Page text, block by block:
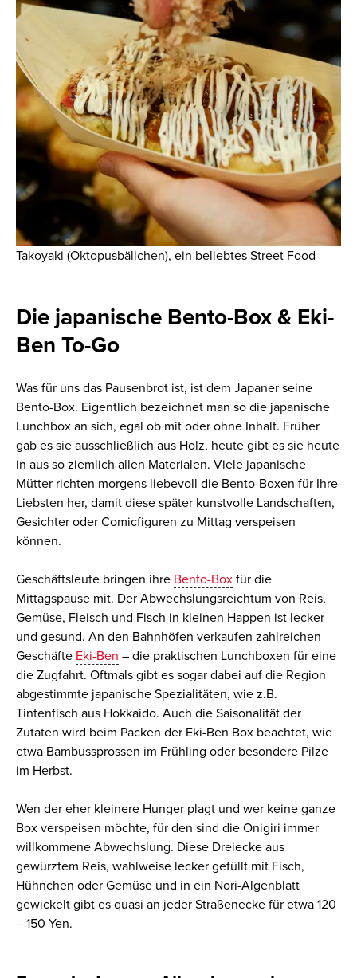
Takoyaki (Oktopusbällchen), ein beliebtes Street Food
Die japanische Bento-Box & Eki-
Ben To-Go
Was für uns das Pausenbrot ist, ist dem Japaner seine
Bento-Box. Eigentlich bezeichnet man so die japanische
Lunchbox an sich, egal ob mit oder ohne Inhalt. Früher
gab es sie ausschließlich aus Holz, heute gibt es sie heute
in aus so ziemlich allen Materialen. Viele japanische
Mütter richten morgens liebevoll die Bento-Boxen für Ihre
Liebsten her, damit diese später kunstvolle Landschaften,
Gesichter oder Comicfiguren zu Mittag verspeisen
können.
Geschäftsleute bringen ihre Bento-Boxfür die
Mittagspause mit. Der Abwechslungsreichtum von Reis,
Gemüse, Fleisch und Fisch in kleinen Happen ist lecker
und gesund. An den Bahnhöfen verkaufen zahlreichen
Geschäfte Eki-Ben – die praktischen Lunchboxen für eine
die Zugfahrt. Oftmals gibt es sogar dabei auf die Region
abgestimmte japanische Spezialitäten, wie z.B.
Tintenfisch aus Hokkaido. Auch die Saisonalität der
Zutaten wird beim Packen der Eki-Ben Box beachtet, wie
etwa Bambussprossen im Frühling oder besondere Pilze
im Herbst.
Wen der eher kleinere Hunger plagt und wer keine ganze
Box verspeisen möchte, für den sind die Onigiri immer
willkommene Abwechslung. Diese Dreiecke aus
gewürztem Reis, wahlweise lecker gefüllt mit Fisch,
Hühnchen oder Gemüse und in ein Nori-Algenblatt
gewickelt gibt es quasi an jeder Straßenecke für etwa 120
– 150 Yen.